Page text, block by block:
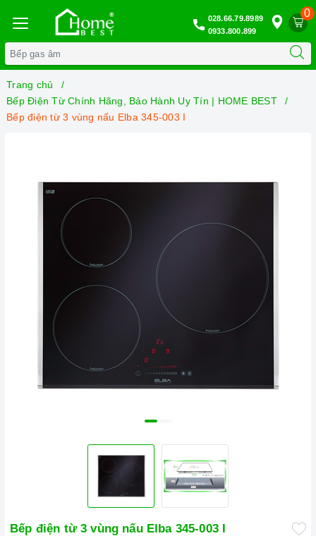
0
028.66.79.8989
0933.800.899
Trang chủ
Bếp Điện Từ Chính Hãng, Bảo Hành Uy Tín | HOME BEST
Bếp điện từ 3 vùng nấu Elba 345-003 I
Bếp điện từ 3 vùng nấu Elba 345-003 I